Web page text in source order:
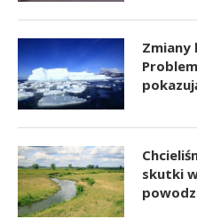
Zmiany
skutki